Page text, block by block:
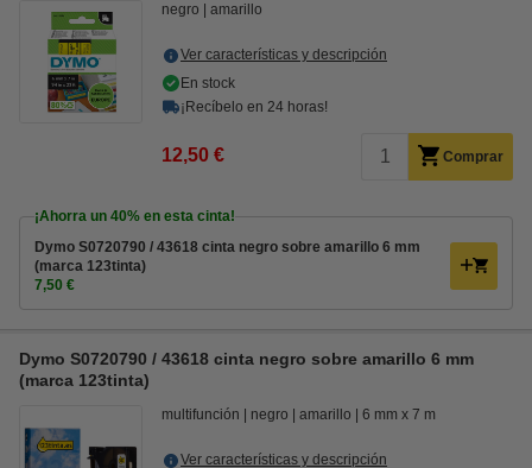
negro amarillo
Ver características y descripción
En stock
¡Recíbelo en 24 horas!
12,50 € Comprar
¡Ahorra un 40% en esta cinta!
Dymo S0720790 / 43618 cinta negro sobre amarillo 6 mm
(marca 123tinta)
7,50 €
Dymo S0720790 / 43618 cinta negro sobre amarillo 6 mm
(marca 123tinta)
multifunción negro amarillo 6 mm x 7 m
Ver características y descripción